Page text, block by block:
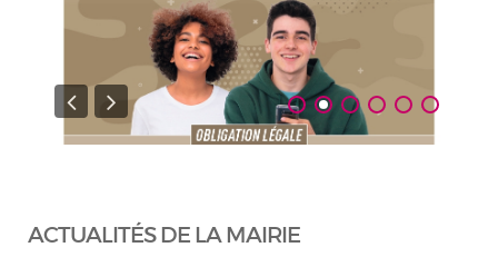
ACTUALITÉS DE LA MAIRIE